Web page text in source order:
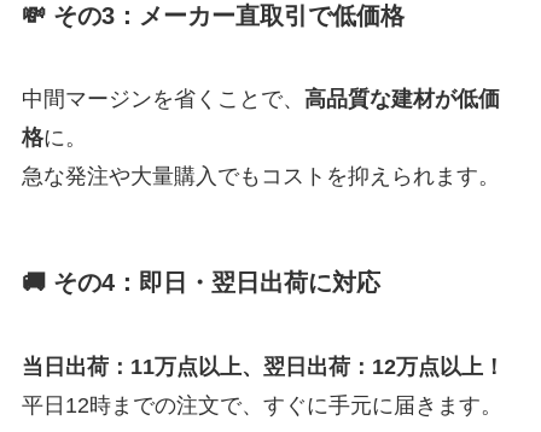
💸 その3：メーカー直取引で低価格
中間マージンを省くことで、 高品質な建材が低価
格に。
急な発注や大量購入でもコストを抑えられます。
🚚 その4：即日・翌日出荷に対応
当日出荷：11万点以上、翌日出荷：12万点以上！
平日12時までの注文で、すぐに手元に届きます。